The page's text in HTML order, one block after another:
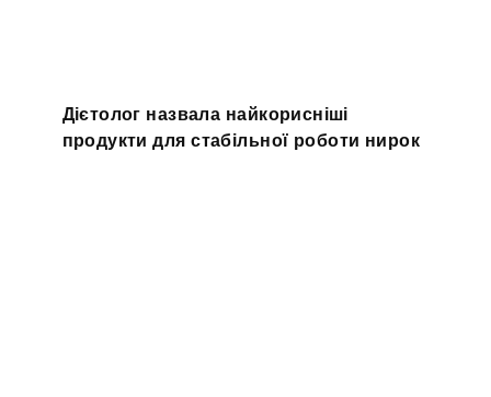
Дієтолог назвала найкорисніші
продукти для стабільної роботи нирок